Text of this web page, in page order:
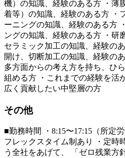
機）の知識、経験のある方 ・薄
着等）の知識、経験のある方 ・
ーニングの知識、経験のある方
ングの知識、経験のある方 ・研
セラミック加工の知識、経験の
開け、切断加工の知識、経験の
多方面からの考え方を持ち、ひ
組める方 ・これまでの経験を活
広く貢献したい中堅層の方
その他
■勤務時間 ・8:15〜17:15（所定
フレックスタイム制あり ・定時
う全社をあげて、 「ゼロ残業方